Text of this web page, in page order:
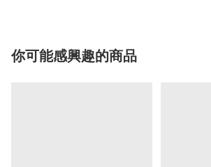
你可能感興趣的商品